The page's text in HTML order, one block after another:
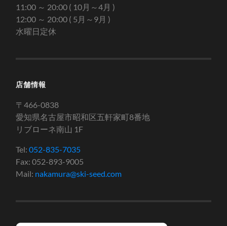
11:00 ～ 20:00 ( 10月～4月 )
12:00 ～ 20:00 ( 5月～9月 )
水曜日定休
店舗情報
〒466-0838
愛知県名古屋市昭和区五軒家町8番地
リブローネ南山 1F
Tel:052-835-7035
Fax: 052-893-9005
Mail: nakamura@ski-seed.com